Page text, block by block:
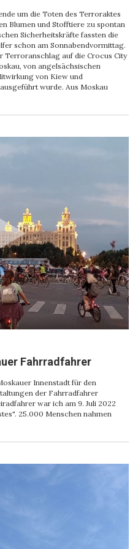
um die Toten des Terroraktes
Blumen und Stofftiere zu spontan
Sicherheitskräfte fassten die
schon am Sonnabendvormittag.
Terroranschlag auf die Crocus City
von angelsächsischen
von Kiew und
wurde. Aus Moskau
Fahrradfahrer
Innenstadt für den
der Fahrradfahrer
war ich am 9. Juli 2022
25.000 Menschen nahmen